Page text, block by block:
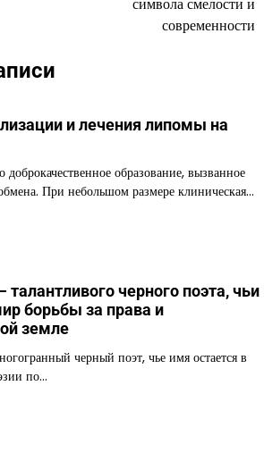
символа смелости и
современности
и лечения липомы на
образование, вызванное
При небольшом размере клиническая…
черного поэта, чьи
борьбы за права и
земле
черный поэт, чье имя остается в
по…